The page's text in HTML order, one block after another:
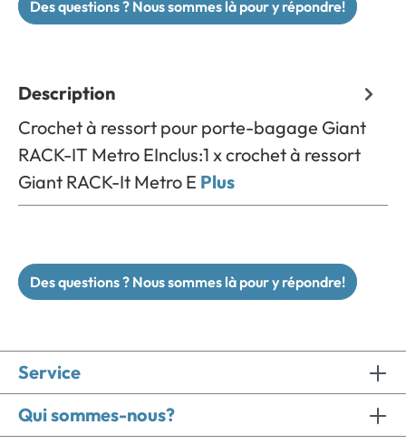
Des questions ? Nous sommes là pour y répondre!
Description
Crochet à ressort pour porte-bagage Giant
RACK-IT Metro EInclus:1 x crochet à ressort
Giant RACK-It Metro E Plus
Des questions ? Nous sommes là pour y répondre!
Service
Qui sommes-nous?